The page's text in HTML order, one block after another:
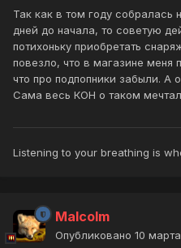
Так как в том году собралась
дней до начала, то советую
потихоньку приобретать
повезло, что в магазине меня
что про подпопники забыли. А
Сама весь КОН о таком
Listening to your breathing is
Malcolm
Опубликовано 10